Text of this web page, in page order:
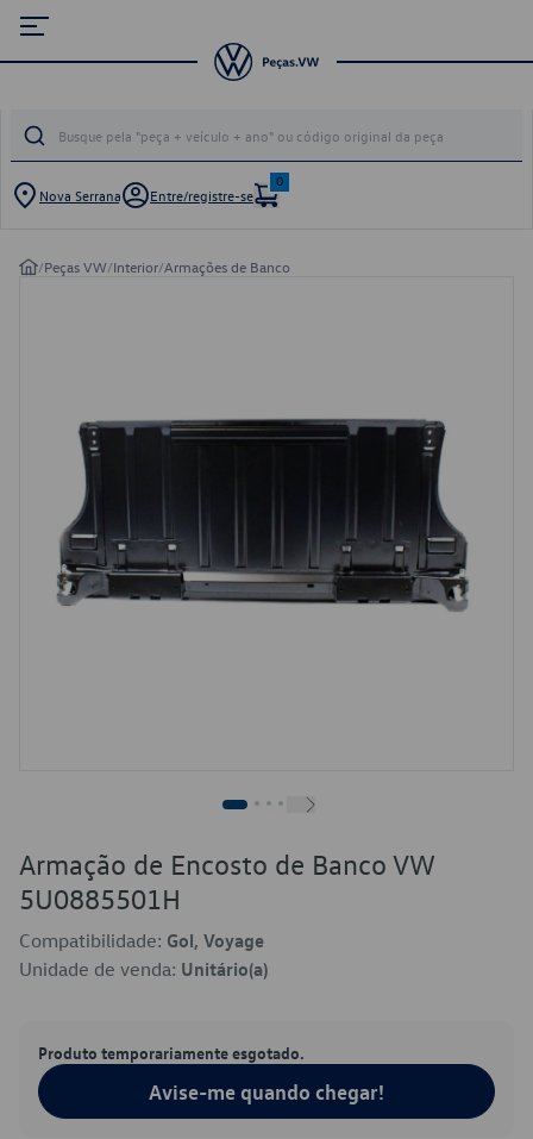
Nova Serrana Entre/registre-se
0
/Peças VW/Interior/Armações de Banco
Armação de Encosto de Banco VW
5U0885501H
Compatibilidade: Gol, Voyage
Unidade de venda: Unitário(a)
Produto temporariamente esgotado.
Avise-me quando chegar!